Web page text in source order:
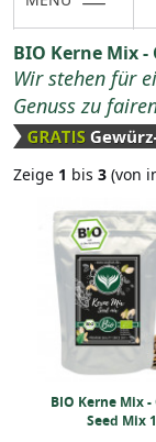
BIO Kerne Mix
Wir stehen für
Genuss zu
Zeige 1 bis 3 (von
BIO Kerne Mix
Seed Mix